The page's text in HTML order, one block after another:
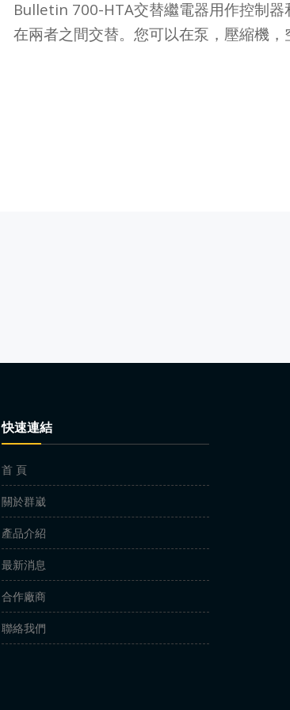
Bulletin 700-HTA交替繼電器用作控制
在兩者之間交替。您可以在泵，壓縮機
快速連結
首 頁
關於群崴
產品介紹
最新消息
合作廠商
聯絡我們